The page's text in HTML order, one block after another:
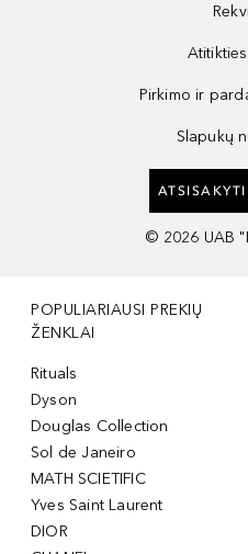
Pirkimo ir
Slapukų
© 2026 UAB
POPULIARIAUSI PREKIŲ
ŽENKLAI
Rituals
Dyson
Douglas Collection
Sol de Janeiro
MATH SCIETIFIC
Yves Saint Laurent
DIOR